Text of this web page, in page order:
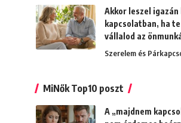
Akkor leszel igazán
kapcsolatban, ha
vállalod az
Szerelem és
MiNők Top10 poszt
A „majdnem